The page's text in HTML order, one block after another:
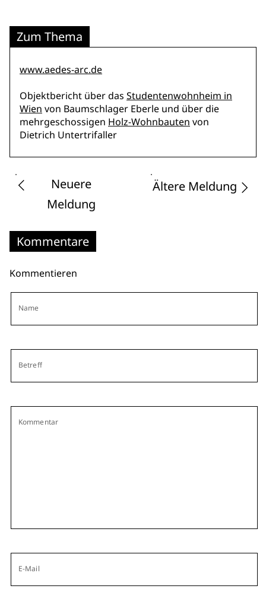
Zum Thema
www.aedes-arc.de
Objektbericht über das Studentenwohnheim in
Wien von Baumschlager Eberle und über die
mehrgeschossigen Holz-Wohnbauten von
Dietrich Untertrifaller
Neuere
Meldung
Ältere Meldung
Kommentare
Kommentieren
Name
Betreff
Kommentar
E-Mail